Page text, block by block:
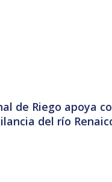
de Riego apoya
del río